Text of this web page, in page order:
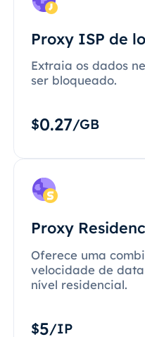
Proxy ISP de
Extraia os dados
ser bloqueado.
$0.27/GB
Proxy
Oferece uma
velocidade de
nível residencial.
$5/IP